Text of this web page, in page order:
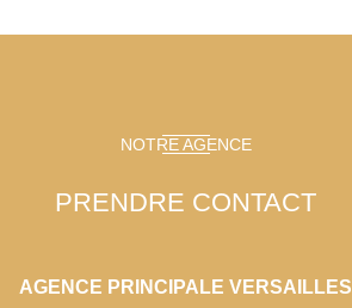
NOTRE AGENCE
PRENDRE CONTACT
AGENCE PRINCIPALE VERSAILLES